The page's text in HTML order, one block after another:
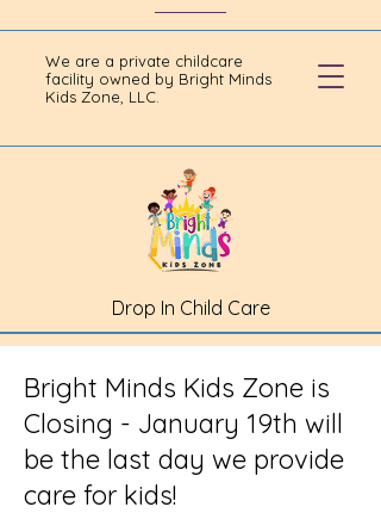
We are a private childcare
facility owned by Bright Minds
Kids Zone, LLC.
Drop In Child Care
Bright Minds Kids Zone is
Closing - January 19th will
be the last day we provide
care for kids!